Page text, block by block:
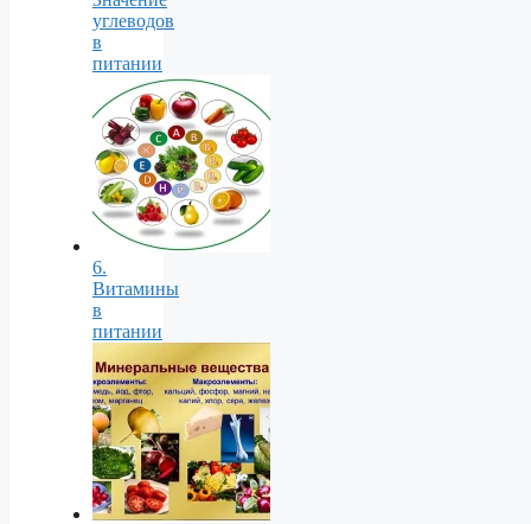
углеводов
в
питании
6.
Витамины
в
питании